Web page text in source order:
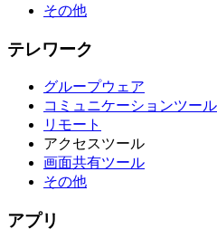
その他
テレワーク
グループウェア
コミュニケーションツール
リモート
アクセスツール
画面共有ツール
その他
アプリ